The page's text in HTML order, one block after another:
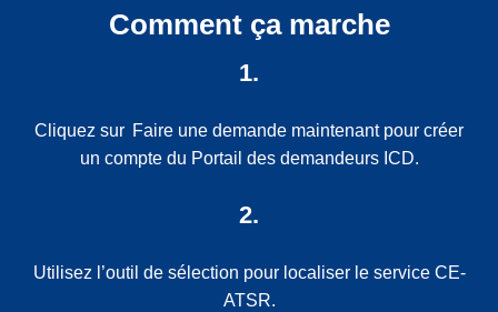
Comment ça marche
1.
Cliquez sur Faire une demande maintenantpour créer
un compte du Portail des demandeurs ICD.
2.
Utilisez l’outil de sélection pour localiser le service CE-
ATSR.